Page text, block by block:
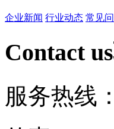
企业新闻 行业动态 常见
Contact us
服务热线